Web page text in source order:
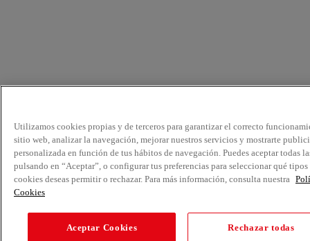
Utilizamos cookies propias y de terceros para garantizar el correcto
sitio web, analizar la navegación, mejorar nuestros servicios y mostrarte
personalizada en función de tus hábitos de navegación. Puedes aceptar todas
pulsando en “Aceptar”, o configurar tus preferencias para seleccionar qué tipos
cookies deseas permitir o rechazar. Para más información, consulta nuestra
Cookies
Aceptar Cookies Rechazar todas